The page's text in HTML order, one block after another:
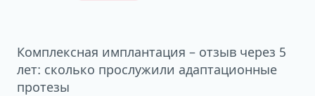
Комплексная имплантация – отзыв через 5
лет: сколько прослужили адаптационные
протезы